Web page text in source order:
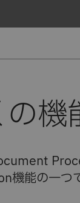
能の一つで